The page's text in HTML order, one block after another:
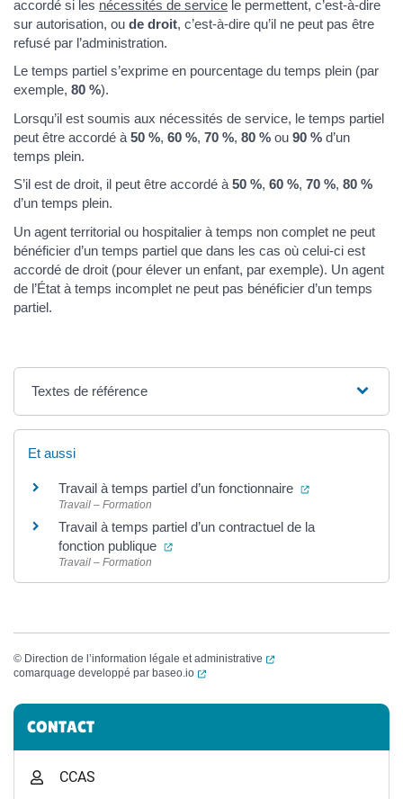
accordé si les nécessités de service le permettent, c’est-à-dire
sur autorisation, ou de droit, c’est-à-dire qu’il ne peut pas être
refusé par l’administration.
Le temps partiel s’exprime en pourcentage du temps plein (par
exemple, 80 %).
Lorsqu’il est soumis aux nécessités de service, le temps partiel
peut être accordé à 50 %, 60 %, 70 %, 80 % ou 90 % d’un
temps plein.
S’il est de droit, il peut être accordé à 50 %, 60 %, 70 %, 80 %
d’un temps plein.
Un agent territorial ou hospitalier à temps non complet ne peut
bénéficier d’un temps partiel que dans les cas où celui-ci est
accordé de droit (pour élever un enfant, par exemple). Un agent
de l’État à temps incomplet ne peut pas bénéficier d’un temps
partiel.
Textes de référence
Et aussi
Travail à temps partiel d’un fonctionnaire (ouverture
Travail – Formation
Travail à temps partiel d’un contractuel de la
fonction publique
(ouverture dans un nouvel onglet)
Travail – Formation
© Direction de l’information légale et administrative
(ouverture dans un
comarquage developpé par baseo.io (ouverture dans un nouvel onglet)
Informations complémentaires
CONTACT
CCAS